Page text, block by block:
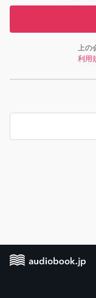
上の
利用